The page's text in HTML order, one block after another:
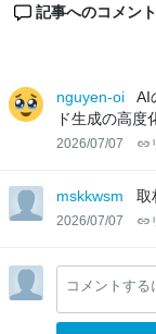
記事へのコメント
nguyen-oi
AI
ド生成の高度
2026/07/07
mskkwsm 取
2026/07/07
コメントする